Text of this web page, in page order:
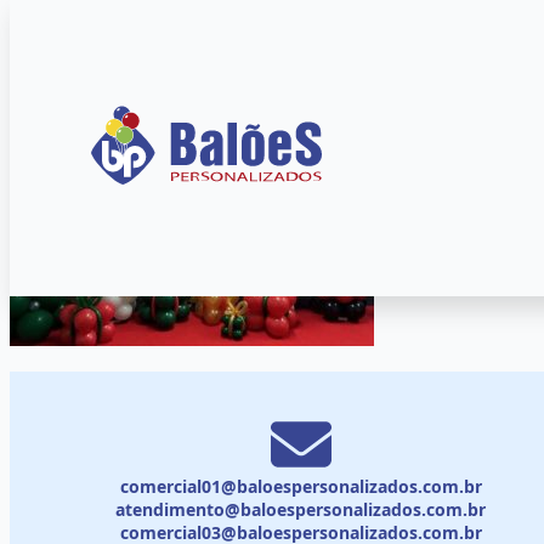
comercial01@baloespersonalizados.com.br
atendimento@baloespersonalizados.com.br
comercial03@baloespersonalizados.com.br